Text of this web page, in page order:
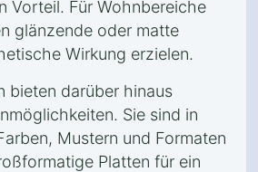
Vorteil. Für Wohnbereiche
glänzende oder matte
Wirkung erzielen.
bieten darüber hinaus
Sie sind in
Mustern und Formaten
Platten für ein